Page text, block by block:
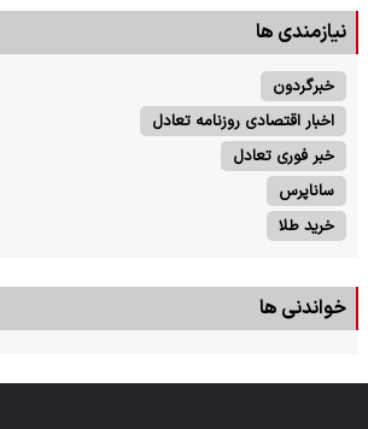
نیازمندی ها
خبرگردون
اخبار اقتصادی روزنامه تعادل
خبر فوری تعادل
ساناپرس
خرید طلا
خواندنی ها